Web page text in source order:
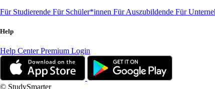
Für Studierende Für Schüler*innen Für Auszubildende Für
Help
Help CenterPremium Login
© StudySmarter